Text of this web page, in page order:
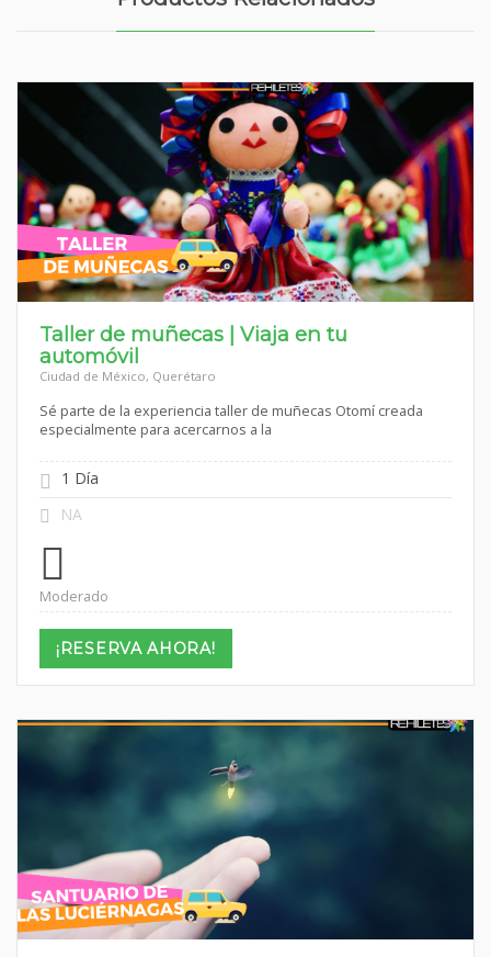
Taller de muñecas | Viaja en tu
automóvil
Ciudad de México, Querétaro
Sé parte de la experiencia taller de muñecas Otomí creada
especialmente para acercarnos a la
1 Día
NA
Moderado
¡RESERVA AHORA!